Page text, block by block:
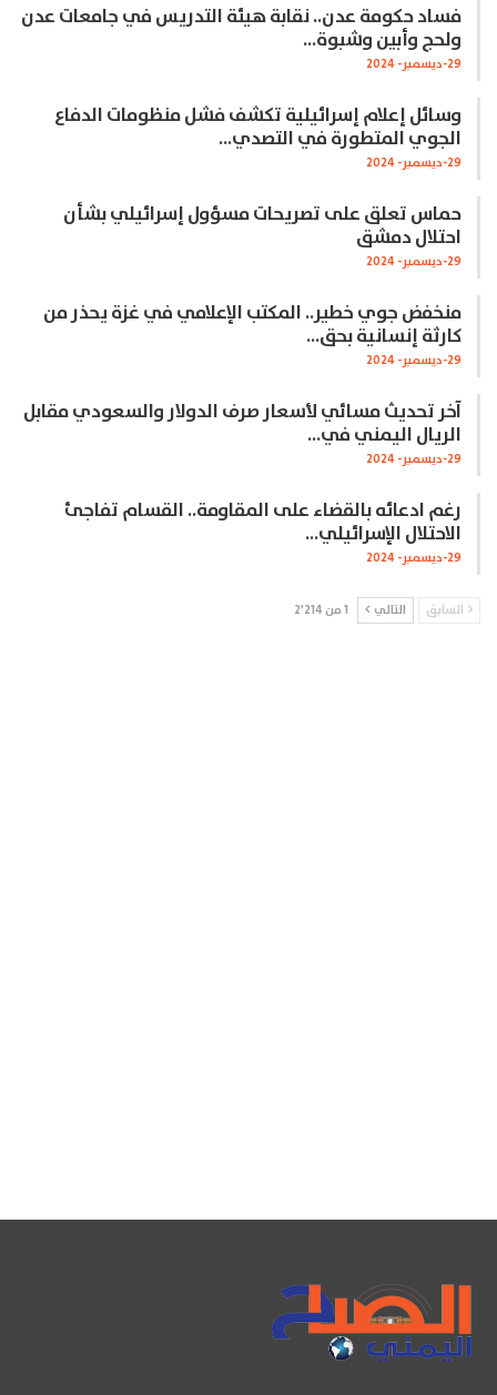
فساد حكومة عدن.. نقابة هيئة التدريس في جامعات عدن
ولحج وأبين وشبوة…
29-ديسمبر- 2024
وسائل إعلام إسرائيلية تكشف فشل منظومات الدفاع
الجوي المتطورة في التصدي…
29-ديسمبر- 2024
حماس تعلق على تصريحات مسؤول إسرائيلي بشأن
احتلال دمشق
29-ديسمبر- 2024
منخفض جوي خطير.. المكتب الإعلامي في غزة يحذر من
كارثة إنسانية بحق…
29-ديسمبر- 2024
آخر تحديث مسائي لأسعار صرف الدولار والسعودي مقابل
الريال اليمني في…
29-ديسمبر- 2024
رغم ادعائه بالقضاء على المقاومة.. القسام تفاجئ
الاحتلال الإسرائيلي…
29-ديسمبر- 2024
السابق التالي 1 من 2٬214